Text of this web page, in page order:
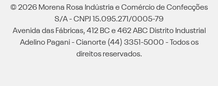
© 2026 Morena Rosa Indústria e Comércio de Confecções
S/A - CNPJ 15.095.271/0005-79
Avenida das Fábricas, 412 BC e 462 ABC Distrito Industrial
Adelino Pagani - Cianorte (44) 3351-5000 - Todos os
direitos reservados.